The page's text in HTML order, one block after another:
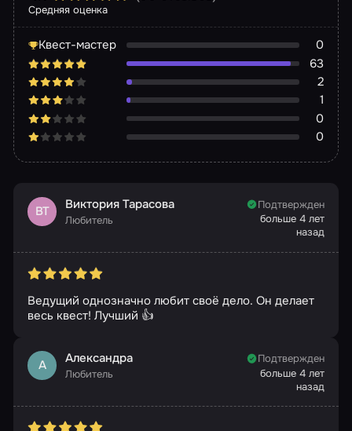
Средняя оценка
Квест-мастер
0
63
2
1
0
0
ВТ Виктория Тарасова
Любитель
Подтвержден
больше 4 лет
назад
Ведущий однозначно любит своё дело. Он делает
весь квест! Лучший 👍
А Александра
Любитель
Подтвержден
больше 4 лет
назад